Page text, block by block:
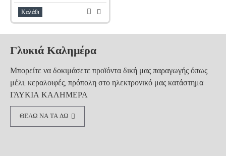
Καλάθι
Γλυκιά Καλημέρα
Μπορείτε να δοκιμάσετε προϊόντα δική μας παραγωγής όπως
μέλι, κεραλοιφές, πρόπολη στο ηλεκτρονικό μας κατάστημα
ΓΛΥΚΙΑ ΚΑΛΗΜΕΡΑ
ΘΕΛΩ ΝΑ ΤΑ ΔΩ